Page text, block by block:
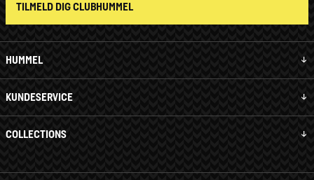
HUMMEL
KUNDESERVICE
COLLECTIONS
TILMELD DIG CLUBHUMMEL